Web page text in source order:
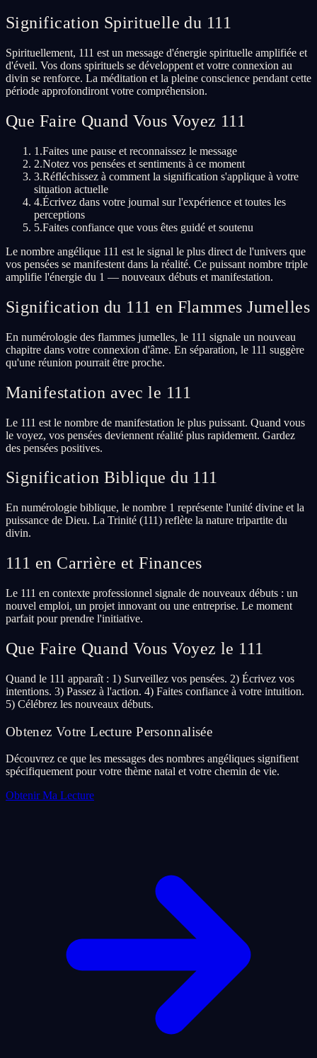
Signification Spirituelle du 111
Spirituellement, 111 est un message d'énergie spirituelle amplifiée et
d'éveil. Vos dons spirituels se développent et votre connexion au
divin se renforce. La méditation et la pleine conscience pendant cette
période approfondiront votre compréhension.
Que Faire Quand Vous Voyez 111
1.Faites une pause et reconnaissez le message
2.Notez vos pensées et sentiments à ce moment
3.Réfléchissez à comment la signification s'applique à votre
situation actuelle
4.Écrivez dans votre journal sur l'expérience et toutes les
perceptions
5.Faites confiance que vous êtes guidé et soutenu
Le nombre angélique 111 est le signal le plus direct de l'univers que
vos pensées se manifestent dans la réalité. Ce puissant nombre triple
amplifie l'énergie du 1 — nouveaux débuts et manifestation.
Signification du 111 en Flammes Jumelles
En numérologie des flammes jumelles, le 111 signale un nouveau
chapitre dans votre connexion d'âme. En séparation, le 111 suggère
qu'une réunion pourrait être proche.
Manifestation avec le 111
Le 111 est le nombre de manifestation le plus puissant. Quand vous
le voyez, vos pensées deviennent réalité plus rapidement. Gardez
des pensées positives.
Signification Biblique du 111
En numérologie biblique, le nombre 1 représente l'unité divine et la
puissance de Dieu. La Trinité (111) reflète la nature tripartite du
divin.
111 en Carrière et Finances
Le 111 en contexte professionnel signale de nouveaux débuts : un
nouvel emploi, un projet innovant ou une entreprise. Le moment
parfait pour prendre l'initiative.
Que Faire Quand Vous Voyez le 111
Quand le 111 apparaît : 1) Surveillez vos pensées. 2) Écrivez vos
intentions. 3) Passez à l'action. 4) Faites confiance à votre intuition.
5) Célébrez les nouveaux débuts.
Obtenez Votre Lecture Personnalisée
Découvrez ce que les messages des nombres angéliques signifient
spécifiquement pour votre thème natal et votre chemin de vie.
Obtenir Ma Lecture